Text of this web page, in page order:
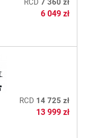
RCD 7 360 zł
6 049 zł
RCD 14 725 zł
13 999 zł